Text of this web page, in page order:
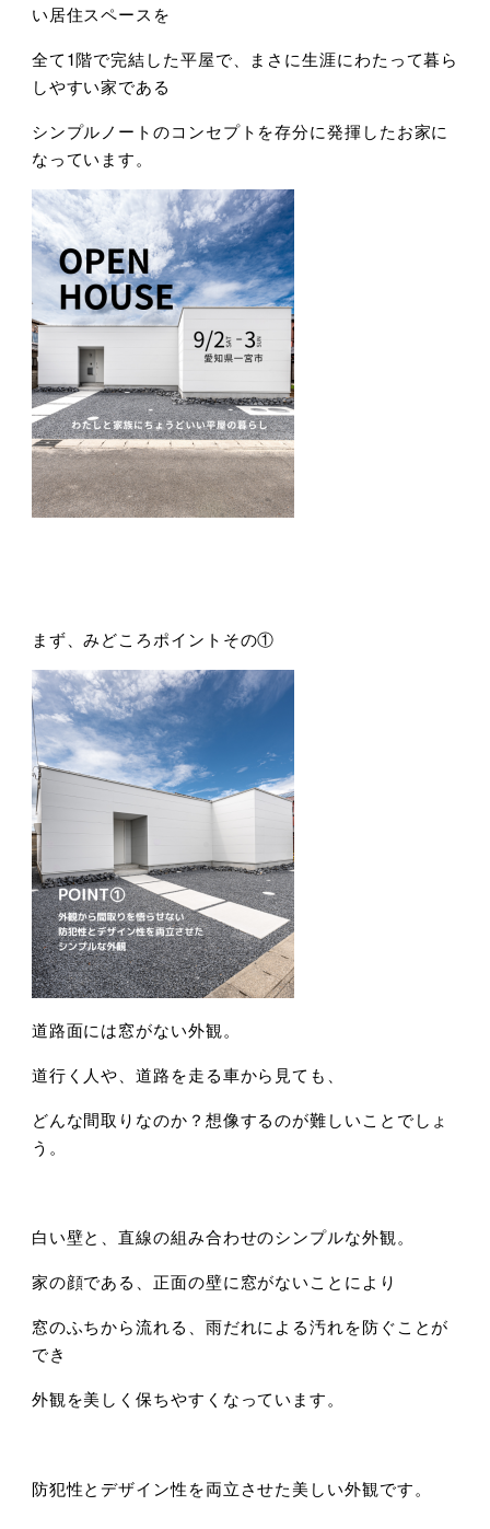
い居住スペースを
全て1階で完結した平屋で、まさに生涯にわたって暮ら
しやすい家である
シンプルノートのコンセプトを存分に発揮したお家に
なっています。
まず、みどころポイントその①
道路面には窓がない外観。
道行く人や、道路を走る車から見ても、
どんな間取りなのか？想像するのが難しいことでしょ
う。
白い壁と、直線の組み合わせのシンプルな外観。
家の顔である、正面の壁に窓がないことにより
窓のふちから流れる、雨だれによる汚れを防ぐことが
でき
外観を美しく保ちやすくなっています。
防犯性とデザイン性を両立させた美しい外観です。